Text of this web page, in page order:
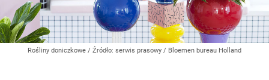
Rośliny doniczkowe / Źródło: serwis prasowy / Bloemen bureau Holland